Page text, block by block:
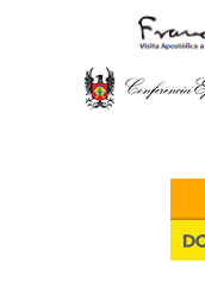
Pasar al contenido principal